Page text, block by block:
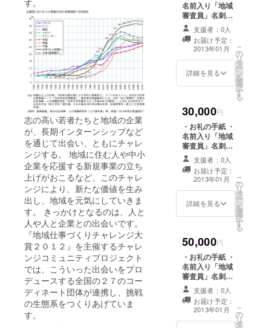
志の高い若者たちと地域の企業
が、長期インターンシップなど
を通じて出会い、ともにチャレ
ンジする。 地域に住む人や中小
企業を応援する新規事業の立ち
上げがおこるなど、このチャレ
ンジにより、新たな価値を生み
出し、地域を元気にしていきま
す。 きっかけとなるのは、人と
人や人と企業との出会いです。
『地域仕事づくりチャレンジ大
賞２０１２』を主催するチャレ
ンジコミュニティプロジェクト
では、こういった出会いをプロ
デュースする全国の２７のコー
ディネート団体が連携し、挑戦
の生態系をつくりあげていま
す。
す。
最初は小さ
な挑戦かも
知れません
が、それが
いつのまに
人たちを本
気にさせ、
大きな動き
になってい
く。そんな
ストーリー
生まれてき
この度、開
催する『地
域仕事づく
りチャレン
ジ大賞２０
１２』で
名前入り「地域
審査員」名刺 1
枚 ・「地域仕事
づくりチャレン
ジ大賞２０１
２」事例集 1部
支援者：0人
お届け予定：
2013年01月
詳細を見る
こ
の
リ
タ
ー
ン
を
選
択
す
る
30,000円
・お礼の手紙 ・
名前入り「地域
審査員」名刺
１枚 ・当日パン
フレット １部
・「地域仕事づ
くりチャレンジ
大賞２０１２」
事例集 1部 ・
像
支援者：0人
お届け予定：
2013年01月
詳細を見る
こ
の
リ
タ
ー
ン
を
選
択
す
る
50,000円
・お礼の手紙 ・
名前入り「地域
審査員」名刺
１枚 ・当日パン
フレット １部
・「地域仕事づ
くりチャレンジ
大賞２０１２」
支援者：0人
お届け予定：
2013年01月
こ
の
リ
タ